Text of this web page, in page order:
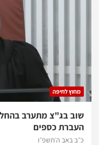
מחוץ לחיפה
שוב בג"צ מתערב
העברת כספים
כ״ב באב ה׳תשפ״ו